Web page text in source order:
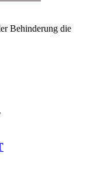
Behinderung die